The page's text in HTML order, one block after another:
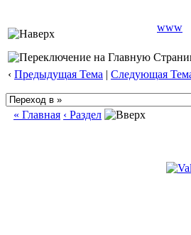
www
‹ Предыдущая Тема | Следующая
« Главная ‹ Раздел